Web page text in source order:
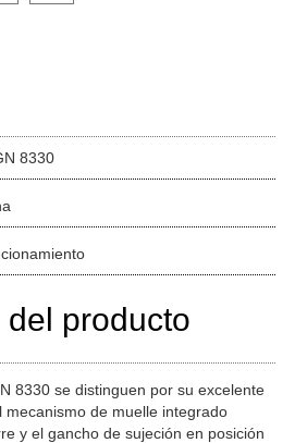
8330
producto
8330 se distinguen por su excelente
mecanismo de muelle integrado
y el gancho de sujeción en posición